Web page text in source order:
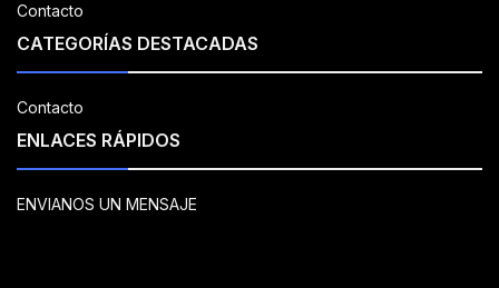
Contacto
CATEGORÍAS DESTACADAS
Contacto
ENLACES RÁPIDOS
ENVIANOS UN MENSAJE